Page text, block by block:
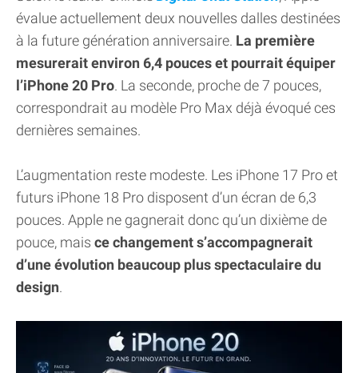
évalue actuellement deux nouvelles dalles destinées
à la future génération anniversaire. La première
mesurerait environ 6,4 pouces et pourrait équiper
l’iPhone 20 Pro. La seconde, proche de 7 pouces,
correspondrait au modèle Pro Max déjà évoqué ces
dernières semaines.
L’augmentation reste modeste. Les iPhone 17 Pro et
futurs iPhone 18 Pro disposent d’un écran de 6,3
pouces. Apple ne gagnerait donc qu’un dixième de
pouce, mais ce changement s’accompagnerait
d’une évolution beaucoup plus spectaculaire du
design.